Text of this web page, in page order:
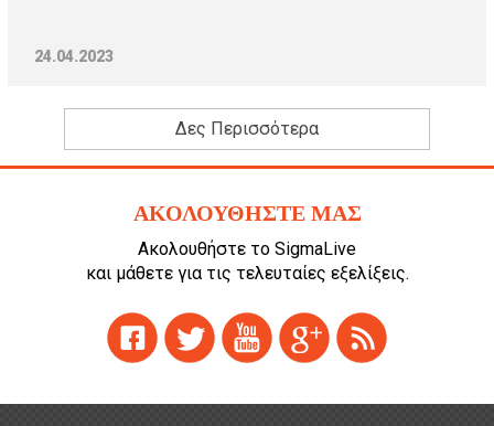
24.04.2023
Δες Περισσότερα
ΑΚΟΛΟΥΘΗΣΤΕ ΜΑΣ
Ακολουθήστε το SigmaLive
και μάθετε για τις τελευταίες εξελίξεις.